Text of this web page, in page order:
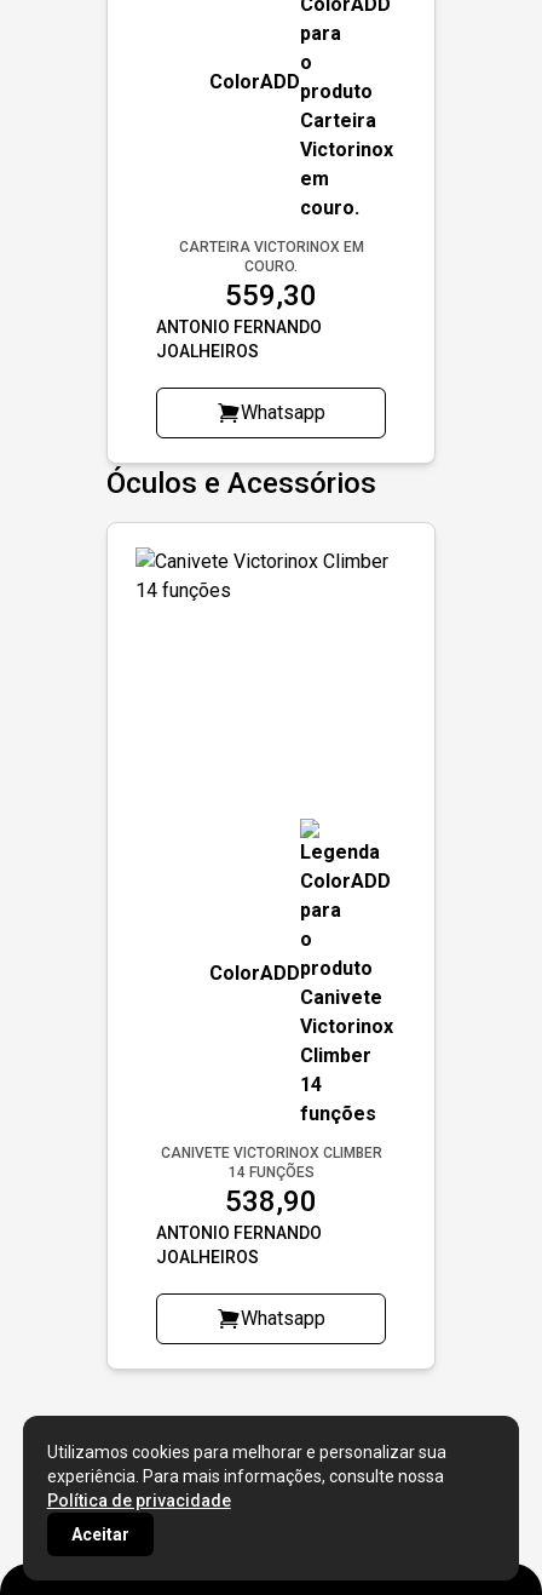
Utilizamos cookies para melhorar e personalizar sua
experiência. Para mais informações, consulte nossa
Política de privacidade
Aceitar
ColorADD
CARTEIRA VICTORINOX EM
COURO.
559,30
ANTONIO FERNANDO
JOALHEIROS
Whatsapp
Óculos e Acessórios
ColorADD
CANIVETE VICTORINOX CLIMBER
14 FUNÇÕES
538,90
ANTONIO FERNANDO
JOALHEIROS
Whatsapp